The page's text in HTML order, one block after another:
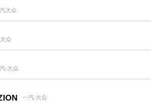
汽大众
大众
-大众
一汽-大众